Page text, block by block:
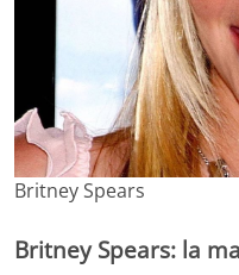
Britney Spears
Britney Spears: la